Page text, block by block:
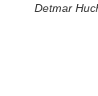
Detmar